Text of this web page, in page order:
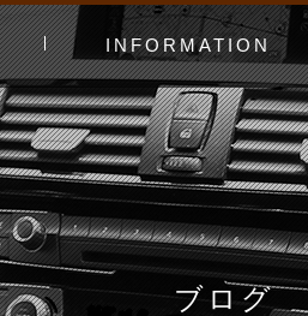
）
ある質問
DAY
INFORMATION
カースタってどんなお店？
あえてやっていないこと
ブログ